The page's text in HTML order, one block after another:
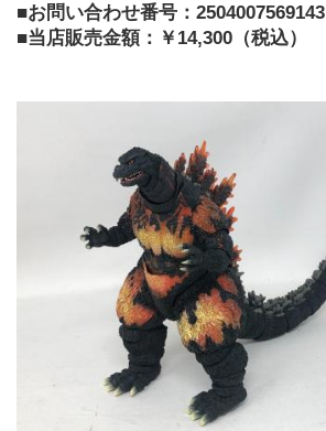
■お問い合わせ番号：2504007569143
■当店販売金額：￥14,300（税込）